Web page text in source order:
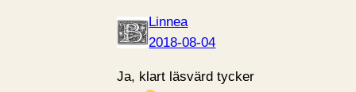
Linnea
2018-08-04
Ja, klart läsvärd tycker